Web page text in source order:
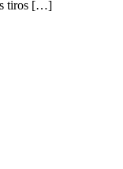
tiros […]